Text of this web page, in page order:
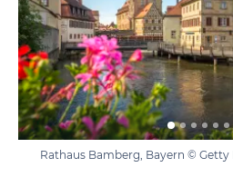
Rathaus Bamberg, Bayern © Getty